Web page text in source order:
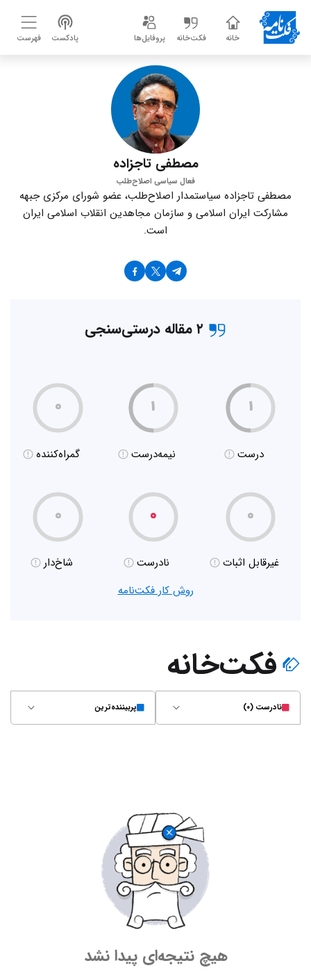
خانه فکت‌خانه پروفایل‌ها پادکست فهرست
مصطفی تاجزاده
فعال سیاسی اصلاح‌طلب
مصطفی تاجزاده سیاستمدار اصلاح‌طلب، عضو شورای مرکزی جبهه
مشارکت ایران اسلامی و سازمان مجاهدین انقلاب اسلامی ایران
است.
۲ مقاله درستی‌سنجی
۱
درست
۱
نیمه‌درست
۰
گمراه‌کننده
۰
غیر‌قابل اثبات
۰
نادرست
۰
شاخ‌دار
روش کار فکت‌نامه
فکت‌خانه
نادرست (۰) پربیننده‌ترین
هیچ نتیجه‌ای پیدا نشد